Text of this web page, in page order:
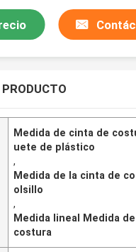
Medida de cinta de
uete de plástico
,
Medida de la cinta de
olsillo
,
Medida lineal Medida
costura